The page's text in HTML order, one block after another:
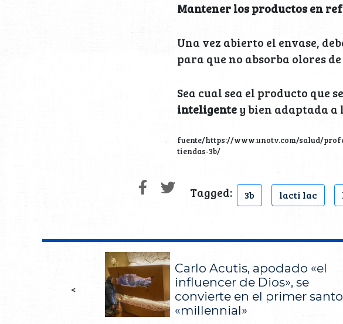
Mantener los productos en
Una vez abierto el envase,
para que no absorba olores
Sea cual sea el producto que
inteligentey bien adaptada a
fuente/https://www.unotv.com/salud/
tiendas-3b/
Tagged: 3b lacti lac
<
Carlo Acutis, apodado «el
influencer de Dios», se
convierte en el primer santo
«millennial»